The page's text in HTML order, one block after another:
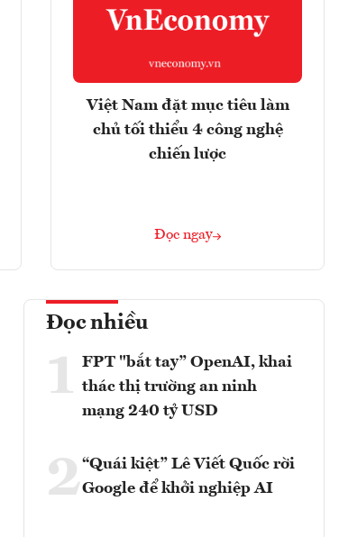
Việt Nam đặt mục tiêu làm
chủ tối thiểu 4 công nghệ
chiến lược
Đọc ngay
Đọc nhiều
1 FPT "bắt tay” OpenAI, khai
thác thị trường an ninh
mạng 240 tỷ USD
2“Quái kiệt” Lê Viết Quốc rời
Google để khởi nghiệp AI